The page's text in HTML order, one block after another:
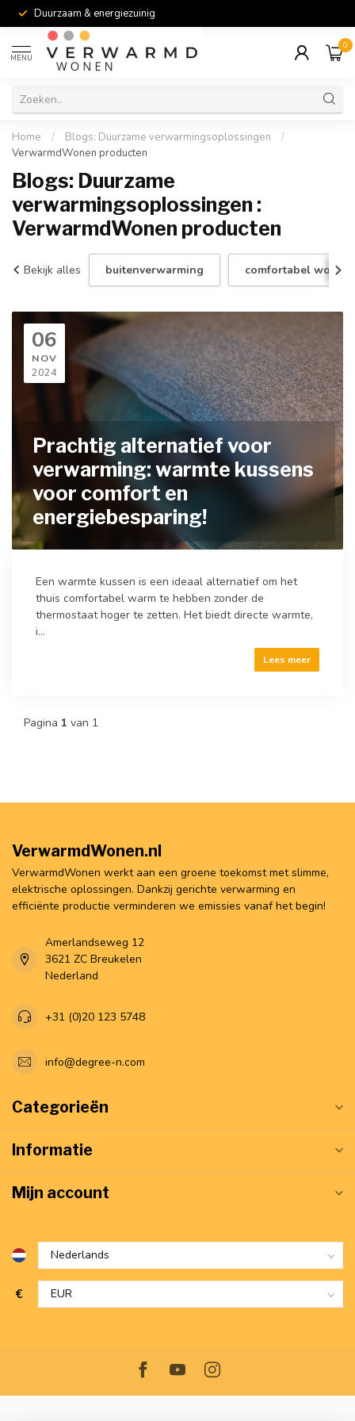
Duurzaam & energiezuinig
MENU
0
Home / Blogs: Duurzame verwarmingsoplossingen
/
VerwarmdWonen producten
Blogs: Duurzame
verwarmingsoplossingen :
VerwarmdWonen producten
Bekijk alles buitenverwarming comfortabel wonen
06
NOV
2024
Prachtig alternatief voor
verwarming: warmte kussens
voor comfort en
energiebesparing!
Een warmte kussen is een ideaal alternatief om het
thuis comfortabel warm te hebben zonder de
thermostaat hoger te zetten. Het biedt directe warmte,
i...
Lees meer
Pagina 1 van 1
VerwarmdWonen.nl
VerwarmdWonen werkt aan een groene toekomst met slimme,
elektrische oplossingen. Dankzij gerichte verwarming en
efficiënte productie verminderen we emissies vanaf het begin!
Amerlandseweg 12
3621 ZC Breukelen
Nederland
+31 (0)20 123 5748
info@degree-n.com
Categorieën
Informatie
Mijn account
€